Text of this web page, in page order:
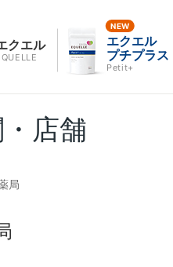
クエル
エクエル
プチプラス
Petit+
店舗
局